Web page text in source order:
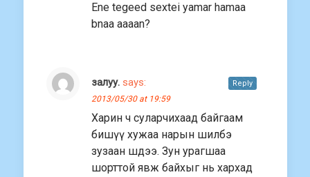
Ene tegeed sextei yamar hamaa
bnaa aaaan?
залуу. says:
2013/05/30 at 19:59
Харин ч суларчихаад байгаам
бишүү хужаа нарын шилбэ
зузаан шдээ. Зун урагшаа
шорттой явж байхыг нь хархад
Reply